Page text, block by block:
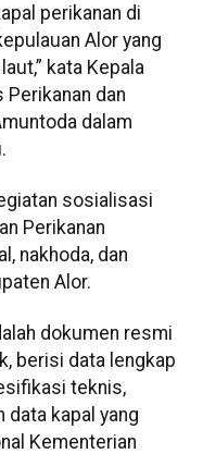
perikanan di
Alor yang
kata Kepala
Perikanan dan
dalam
sosialisasi
Perikanan
nakhoda, dan
Alor.
dokumen resmi
berisi data lengkap
teknis,
data kapal yang
Kementerian